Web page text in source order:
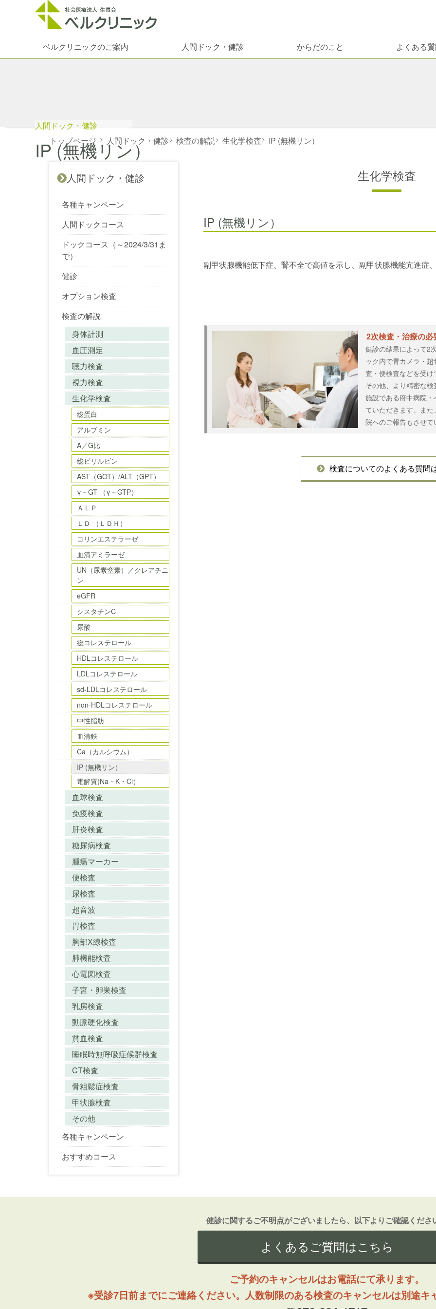
ベルクリニックのご案内 人間ドック・健診 からだのこと よくある
人間ドック・健診
IP (無機リン）
トップページ > 人間ドック・健診> 検査の解説> 生化学検査> IP (無機リン）
生化学検査
IP (無機リン）
副甲状腺機能低下症、腎不全で高値を示し、副甲状腺機能亢進症
2次検査・治療の
健診の結果によって2
ック内で胃カメラ・
査・便検査などを受
その他、より精密な
施設である府中病院
ていただきます。ま
院へのご報告もさせ
検査についてのよくある質問
人間ドック・健診
各種キャンペーン
人間ドックコース
ドックコース（～2024/3/31ま
で）
健診
オプション検査
検査の解説
身体計測
血圧測定
聴力検査
視力検査
生化学検査
総蛋白
アルブミン
A／G比
総ビリルビン
AST（GOT）/ALT（GPT）
γ－GT （γ－GTP）
ＡＬＰ
ＬＤ （ＬＤＨ）
コリンエステラーゼ
血清アミラーゼ
UN（尿素窒素）／クレアチニ
ン
eGFR
シスタチンC
尿酸
総コレステロール
HDLコレステロール
LDLコレステロール
sd-LDLコレステロール
non-HDLコレステロール
中性脂肪
血清鉄
Ca（カルシウム）
IP (無機リン）
電解質(Na・K・Cl）
血球検査
免疫検査
肝炎検査
糖尿病検査
腫瘍マーカー
便検査
尿検査
超音波
胃検査
胸部X線検査
肺機能検査
心電図検査
子宮・卵巣検査
乳房検査
動脈硬化検査
貧血検査
睡眠時無呼吸症候群検査
CT検査
骨粗鬆症検査
甲状腺検査
その他
各種キャンペーン
おすすめコース
健診に関するご不明点がございましたら、以下よりご確認くださ
よくあるご質問はこちら
ご予約のキャンセルはお電話にて承ります。
※受診7日前までにご連絡ください。人数制限のある検査のキャンセルは別途キ